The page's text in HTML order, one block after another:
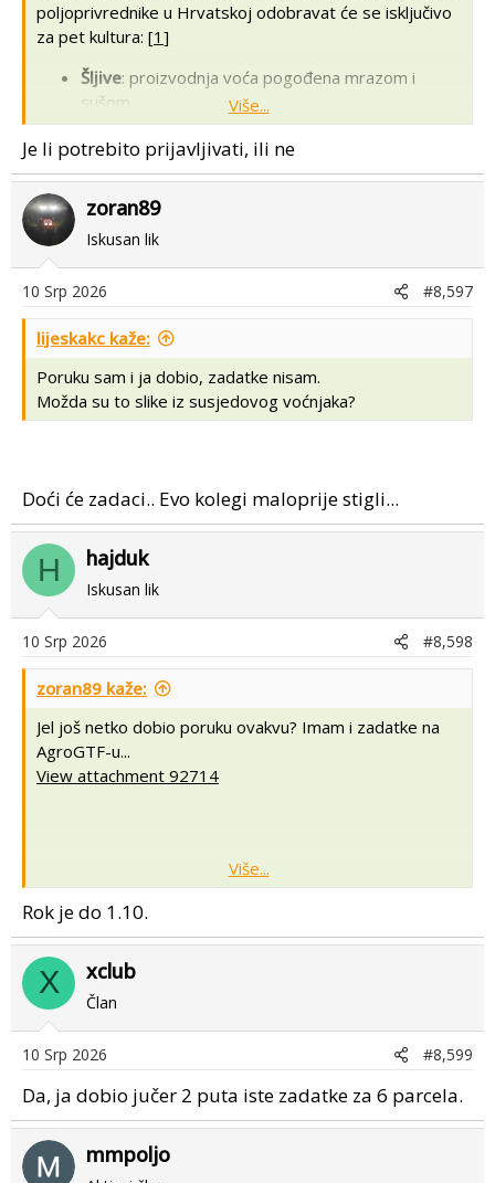
poljoprivrednike u Hrvatskoj odobravat će se isključivo
za pet kultura: [1 ]
Šljive: proizvodnja voća pogođena mrazom i
sušom.
Lješnjaci: nasadi koji su pretrpjeli značajne
gubitke prinosa.
Vinogradi: vinova loza stradala uslijed ekstremnih
klimatskih prilika.
vremenskim uvjetima.
Šećerna repa: industrijsko bilje koje je pretrpjelo
ozbiljne gubitke. [
Hrvatskoj je kroz ovaj paket dodijeljeno 4,4 milijuna
eura iz europske poljoprivredne rezerve. Država ima
mogućnost povećati taj iznos do 200 % iz nacionalnog
proračuna. Isplate krajnjim proizvođačima moraju se
Više...
Je li potrebito prijavljivati, ili ne
zoran89
Iskusan lik
10 Srp 2026 #8,597
lijeskakc kaže:
Poruku sam i ja dobio, zadatke nisam.
Možda su to slike iz susjedovog voćnjaka?
Doći će zadaci.. Evo kolegi maloprije stigli...
H hajduk
Iskusan lik
10 Srp 2026 #8,598
zoran89 kaže:
Jel još netko dobio poruku ovakvu? Imam i zadatke na
AgroGTF-u...
View attachment 92714
Jel ovo nasad za koji ja trebam dokazivati da je
održavan?
View attachment 92716
Više...
Rok je do 1.10.
X xclub
Član
10 Srp 2026 #8,599
Da, ja dobio jučer 2 puta iste zadatke za 6 parcela.
mmpoljo